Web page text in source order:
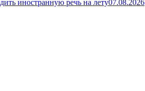
иностранную речь на лету07.08.2026